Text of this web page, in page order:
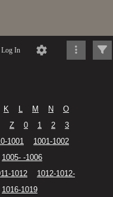
Log In
K L M N
O
Z 0 1 2
3
1001
1001-1002
1005- -1006
1012
1012-1012-
1016-1019